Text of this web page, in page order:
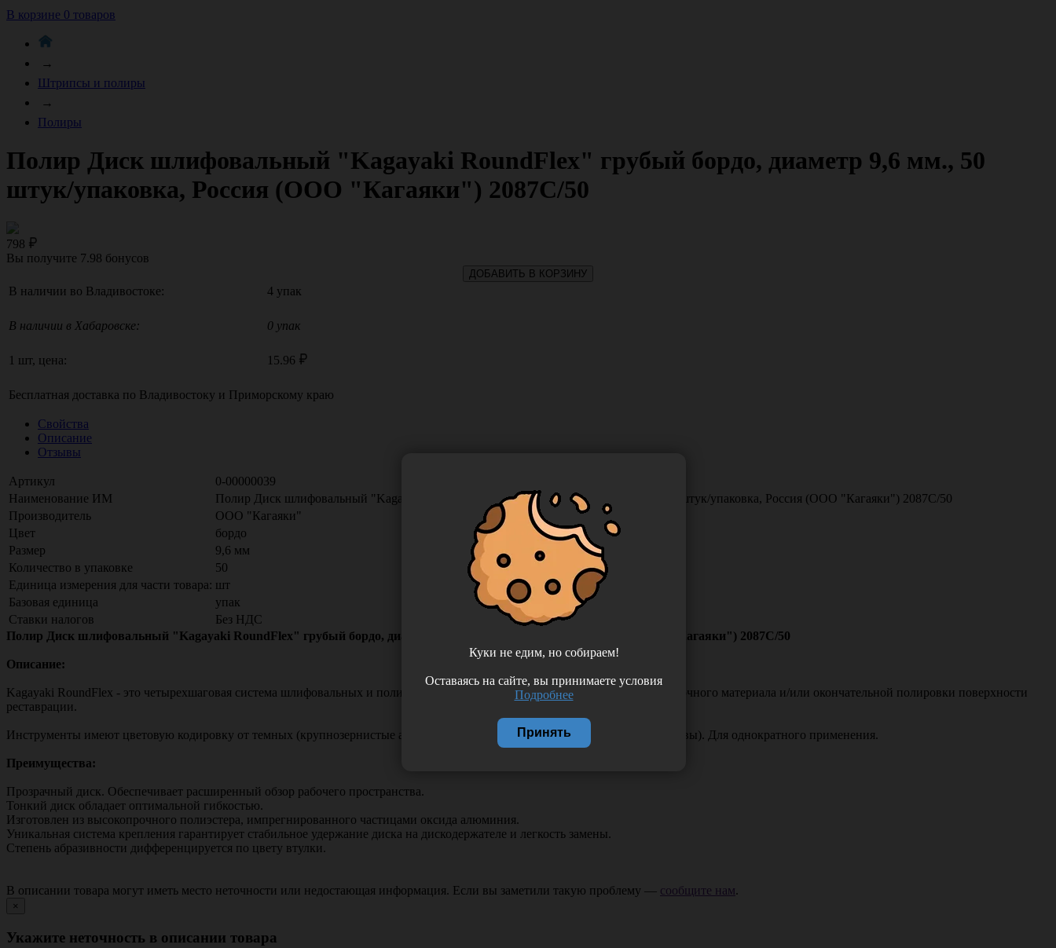
В корзине 0 товаров
→
Штрипсы и полиры
→
Полиры
Полир Диск шлифовальный "Kagayaki RoundFlex" грубый бордо, диаметр 9,6 мм., 50
штук/упаковка, Россия (ООО "Кагаяки") 2087С/50
798
Вы получите 7.98 бонусов
ДОБАВИТЬ В КОРЗИНУ
В наличии во Владивостоке: 4 упак
В наличии в Хабаровске: 0 упак
1 шт, цена: 15.96
Бесплатная доставка по Владивостоку и Приморскому краю
Свойства
Описание
Отзывы
Артикул
0-00000039
Наименование ИМ
Полир Диск шлифовальный "Kagayaki RoundFlex" грубый бордо, диаметр 9,6 мм., 50 штук/упаковка, Россия (ООО "Кагаяки") 2087С/50
Производитель
ООО "Кагаяки"
Цвет
бордо
Размер
9,6 мм
Количество в упаковке
50
Единица измерения для части товара: шт
Базовая единица
упак
Ставки налогов
Без НДС
Полир Диск шлифовальный "Kagayaki RoundFlex" грубый бордо, диаметр 9,6 мм., 50 штук/упаковка, Россия (ООО "Кагаяки") 2087С/50
Описание:
Kagayaki RoundFlex - это четырехшаговая система шлифовальных и полировальных дисков для снятия излишков пломбировочного материала и/или окончательной полировки поверхности
реставрации.
Инструменты имеют цветовую кодировку от темных (крупнозернистые абразивы) до светлых тонов (мелкозернистые абразивы). Для однократного применения.
Преимущества:
Прозрачный диск. Обеспечивает расширенный обзор рабочего пространства.
Тонкий диск обладает оптимальной гибкостью.
Изготовлен из высокопрочного полиэстера, импрегнированного частицами оксида алюминия.
Уникальная система крепления гарантирует стабильное удержание диска на дискодержателе и легкость замены.
Степень абразивности дифференцируется по цвету втулки.
В описании товара могут иметь место неточности или недостающая информация. Если вы заметили такую проблему — сообщите нам.
×
Укажите неточность в описании товара
Куки не едим, но собираем!
Оставаясь на сайте, вы принимаете условия
Подробнее
Принять